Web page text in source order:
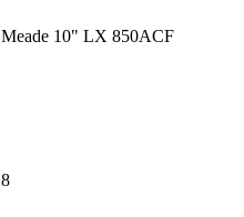
Meade 10" LX 850ACF
8